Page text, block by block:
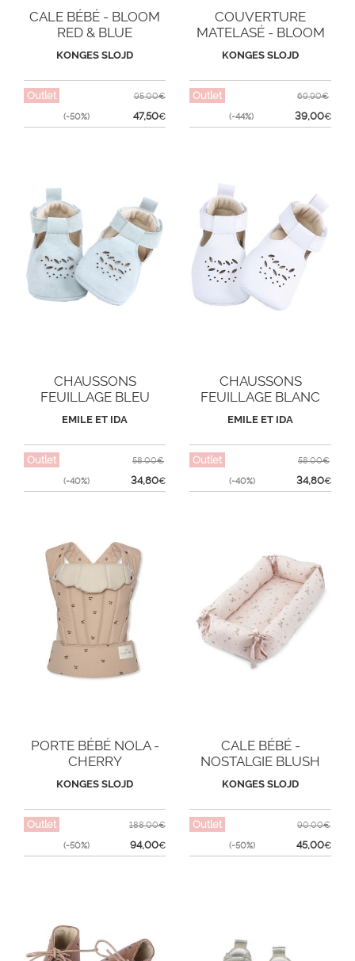
CALE BÉBÉ - BLOOM
RED & BLUE
KONGES SLOJD
Outlet
(-50%)
95,00€
47,50€
COUVERTURE
MATELASÉ - BLOOM
RED & BLUE
KONGES SLOJD
Outlet
(-44%)
69,90€
39,00€
CHAUSSONS
FEUILLAGE BLEU
EMILE ET IDA
Outlet
(-40%)
58,00€
34,80€
CHAUSSONS
FEUILLAGE BLANC
EMILE ET IDA
Outlet
(-40%)
58,00€
34,80€
PORTE BÉBÉ NOLA -
CHERRY
KONGES SLOJD
Outlet
(-50%)
188,00€
94,00€
CALE BÉBÉ -
NOSTALGIE BLUSH
KONGES SLOJD
Outlet
(-50%)
90,00€
45,00€